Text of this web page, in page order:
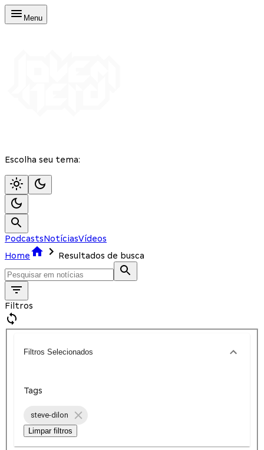
Menu
Escolha seu tema:
PodcastsNotíciasVídeos
Home
Resultados de busca
Filtros
Filtros Selecionados
Tags
steve-dilon
Limpar filtros